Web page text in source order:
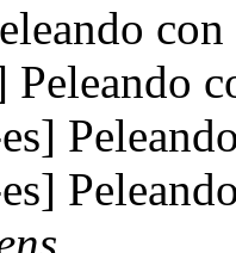
Peleando